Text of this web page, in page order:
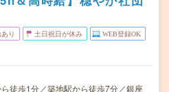
り 土日祝日が休み WEB登録OK
徒歩1分／築地駅から徒歩7分／銀座